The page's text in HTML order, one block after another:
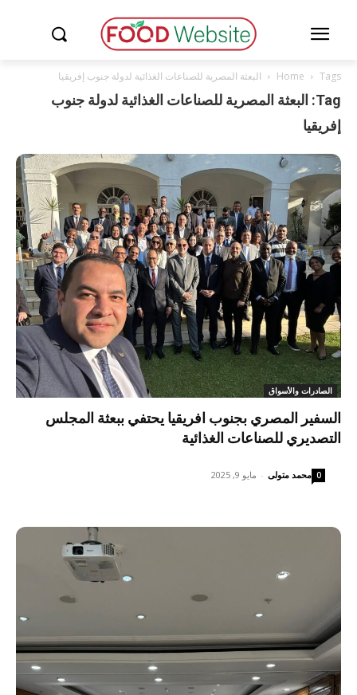
Home Tags البعثة المصرية للصناعات الغذائية لدولة جنوب إفريقيا
Tag: البعثة المصرية للصناعات الغذائية لدولة جنوب
إفريقيا
الصادرات والأسواق
السفير المصري بجنوب افريقيا يحتفي ببعثة المجلس
التصديري للصناعات الغذائية
محمد متولى - مايو 9, 2025 0